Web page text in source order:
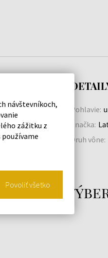
Pohlavie:
Značka:
Druh vône:
Náš
návštevníkoch,
zážitku z
Povoliť všetko